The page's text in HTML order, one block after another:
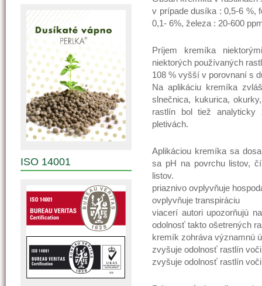
v prípade dusíka : 0,5-6 %,
0,1- 6%, železa : 20-600
Príjem kremíka
niektorých používaných
108 % vyšší v porovnaní s
Na aplikáciu kremíka
slnečnica, kukurica,
rastlín bol tiež
pletivách.
Aplikáciou kremíka sa
sa pH na povrchu listov,
listov.
priaznivo ovplyvňuje
ovplyvňuje transpiráciu
viacerí autori upozorňujú
odolnosť takto ošetrených
kremík zohráva významnú
zvyšuje odolnosť rastlín
zvyšuje odolnosť rastlín
ISO 14001